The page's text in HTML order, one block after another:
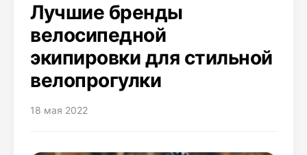
Лучшие бренды
велосипедной
экипировки для стильной
велопрогулки
18 мая 2022